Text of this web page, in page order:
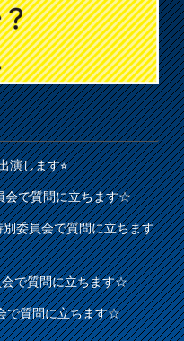
演します⭐︎
会で質問に立ちます☆
委員会で質問に立ちます
で質問に立ちます☆
で質問に立ちます☆